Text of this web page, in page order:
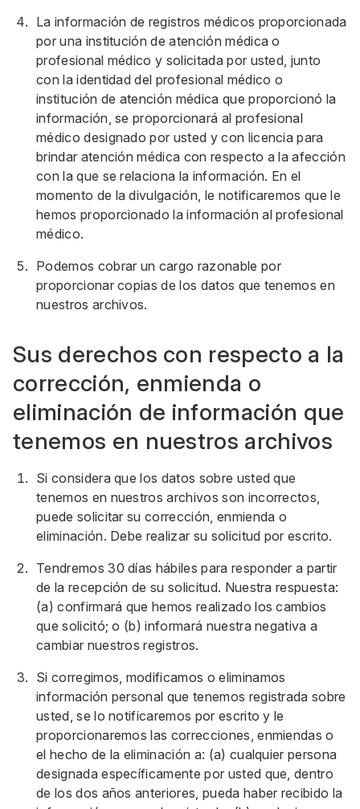
La información de registros médicos proporcionada
por una institución de atención médica o
profesional médico y solicitada por usted, junto
con la identidad del profesional médico o
institución de atención médica que proporcionó la
información, se proporcionará al profesional
médico designado por usted y con licencia para
brindar atención médica con respecto a la afección
con la que se relaciona la información. En el
momento de la divulgación, le notificaremos que le
hemos proporcionado la información al profesional
médico.
Podemos cobrar un cargo razonable por
proporcionar copias de los datos que tenemos en
nuestros archivos.
Sus derechos con respecto a la
corrección, enmienda o
eliminación de información que
tenemos en nuestros archivos
Si considera que los datos sobre usted que
tenemos en nuestros archivos son incorrectos,
puede solicitar su corrección, enmienda o
eliminación. Debe realizar su solicitud por escrito.
Tendremos 30 días hábiles para responder a partir
de la recepción de su solicitud. Nuestra respuesta:
(a) confirmará que hemos realizado los cambios
que solicitó; o (b) informará nuestra negativa a
cambiar nuestros registros.
Si corregimos, modificamos o eliminamos
información personal que tenemos registrada sobre
usted, se lo notificaremos por escrito y le
proporcionaremos las correcciones, enmiendas o
el hecho de la eliminación a: (a) cualquier persona
designada específicamente por usted que, dentro
de los dos años anteriores, pueda haber recibido la